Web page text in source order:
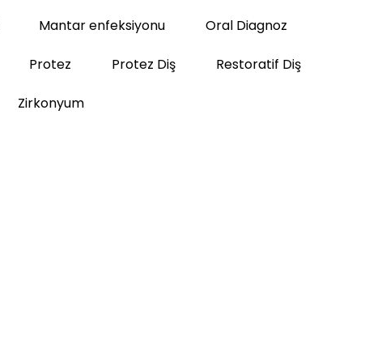
Mantar enfeksiyonu Oral Diagnoz
Protez Protez Diş Restoratif Diş
Zirkonyum